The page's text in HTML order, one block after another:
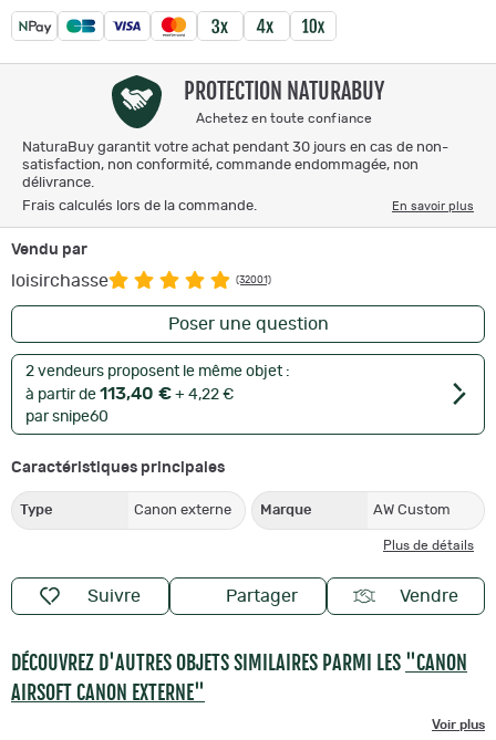
PROTECTION NATURABUY
Achetez en toute confiance
NaturaBuy garantit votre achat pendant 30 jours en cas de non-
satisfaction, non conformité, commande endommagée, non
délivrance.
Frais calculés lors de la commande.
En savoir plus
Vendu par
loisirchasse (32001)
Poser une question
2 vendeurs proposent le même objet :
à partir de 113,40 € + 4,22 €
par snipe60
Caractéristiques principales
Type Canon externe Marque AW Custom
Plus de détails
Suivre Partager Vendre
DÉCOUVREZ D'AUTRES OBJETS SIMILAIRES PARMI LES "CANON
AIRSOFT CANON EXTERNE"
Voir plus